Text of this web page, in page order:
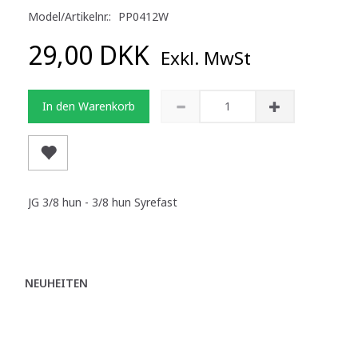
Model/Artikelnr.: PP0412W
29,00 DKK Exkl. MwSt
In den Warenkorb
JG 3/8 hun - 3/8 hun Syrefast
NEUHEITEN